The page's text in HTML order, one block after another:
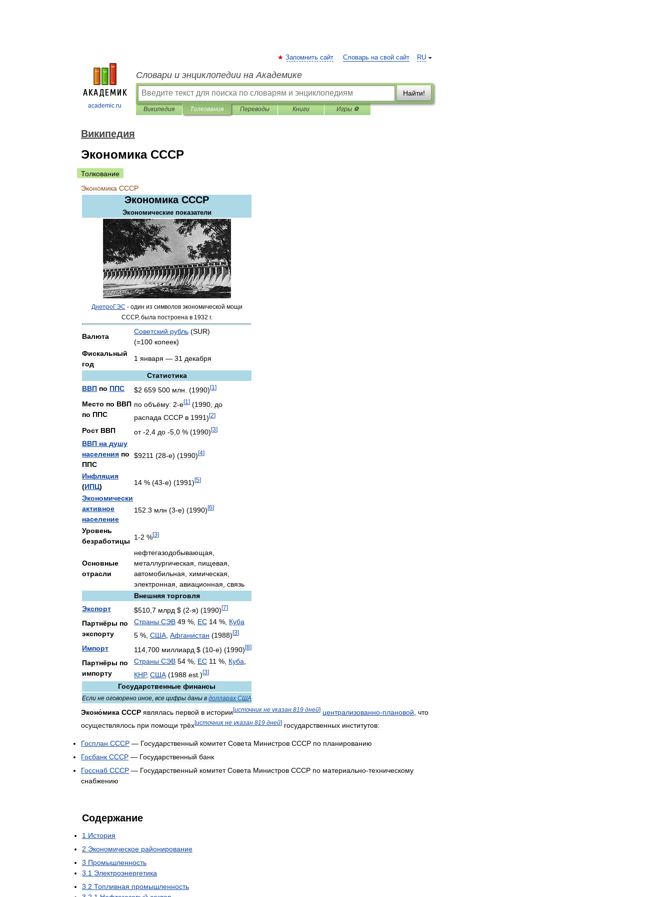
academic.ru
RU
Запомнить сайт Словарь на свой сайт
Словари и энциклопедии на Академике
Найти!
Википедия Толкования Переводы Книги Игры ⚽
Википедия
Экономика СССР
Толкование
Экономика СССР
Экономика СССР
Экономические показатели
ДнепроГЭС - один из символов экономической мощи
СССР, была построена в 1932 г.
Валюта
Советский рубль (SUR)
(=100 копеек)
Фискальный
год
1 января — 31 декабря
Статистика
ВВП по ППС $2 659 500 млн . (1990)[1 ]
Место по ВВП
по ППС
по объёму: 2-е[1 ] (1990 до
распада СССР в 1991)[2]
Рост ВВП от-2 4 до -5 0 % (1990)[3]
ВВП на душу
населения по
ППС
$9211 (28-е) (1990)[4]
Инфляция
(ИПЦ)
14 % (43-е) (1991)[5]
Экономически
активное
население
152 3 млн (3-е) (1990)[6]
Уровень
безработицы
1-2 %[3]
Основные
отрасли
нефтегазодобывающая
металлургическая
пищевая
автомобильная химическая
электронная авиационная связь
Внешняя торговля
Экспорт
$510 7 млрд $ (2-я) (1990)[7]
Партнёры по
экспорту
Страны СЭВ 49 %, ЕС 14 %, Куба
5 %, США Афганистан (1988)[3]
Импорт 114 700 миллиард $ (10-е) (1990)[8]
Партнёры по
импорту
Страны СЭВ 54 %, ЕС 11 %, Куба
КНР, США (1988 est .)[3]
Государственные финансы
Если не оговорено иное все цифры даны в долларах США
Эконо́мика СССР являлась первой в истории[источник не указан 819 дней] централизованно-плановой что
осуществлялось при помощи трёх[источник не указан 819 дней] государственных институтов:
Госплан СССР — Государственный комитет Совета Министров СССР по планированию
Госбанк СССР — Государственный банк
Госснаб СССР — Государственный комитет Совета Министров СССР по материально-техническому
снабжению
Содержание
1 История
2 Экономическое районирование
3 Промышленность
3.1 Электроэнергетика
3.2 Топливная промышленность